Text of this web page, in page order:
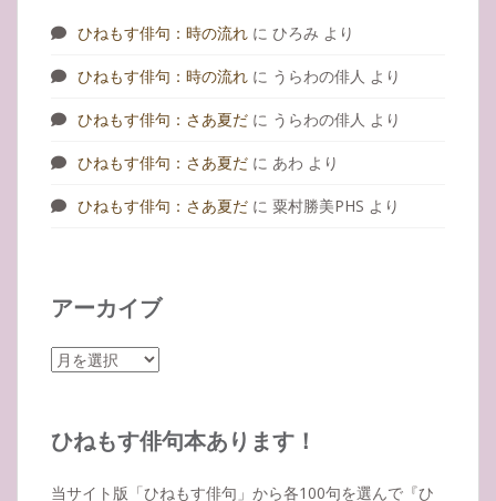
ひねもす俳句：時の流れ に ひろみ より
ひねもす俳句：時の流れ に うらわの俳人 より
ひねもす俳句：さあ夏だ に うらわの俳人 より
ひねもす俳句：さあ夏だ に あわ より
ひねもす俳句：さあ夏だ に 粟村勝美PHS より
アーカイブ
ア
イ
ひねもす俳句本あります！
当サイト版「ひねもす俳句」から各100句を選んで『ひ